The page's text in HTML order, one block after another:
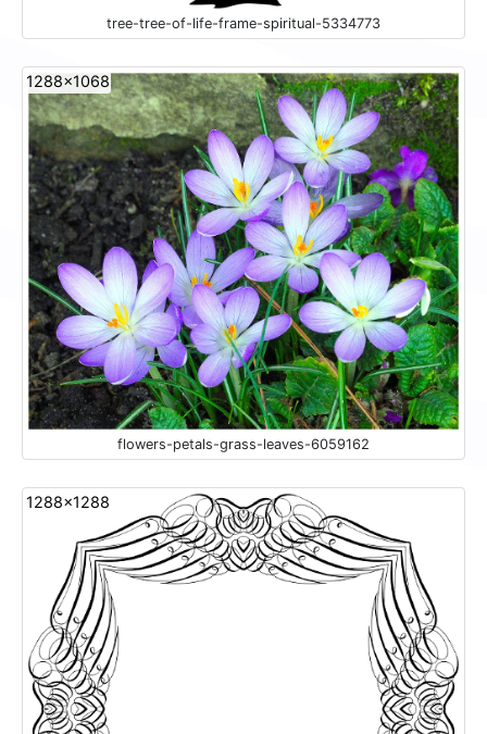
tree-tree-of-life-frame-spiritual-5334773
1288x1068
flowers-petals-grass-leaves-6059162
1288x1288